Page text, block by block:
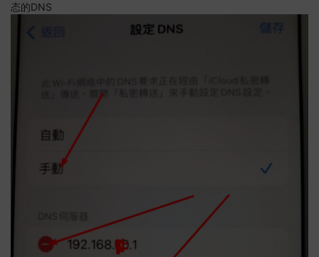
态的DNS